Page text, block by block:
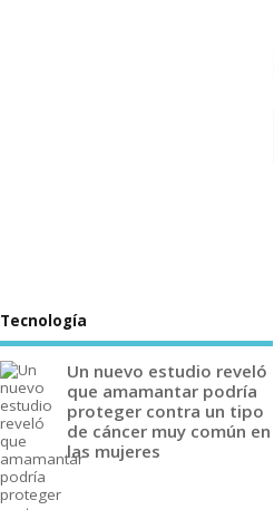
Tecnología
Un nuevo estudio reveló
que amamantar podría
proteger contra un tipo
de cáncer muy común en
las mujeres